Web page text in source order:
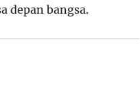
depan bangsa.